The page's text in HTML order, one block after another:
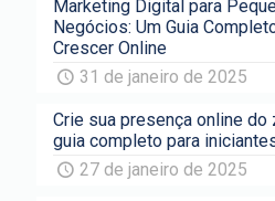
Marketing Digital para
Negócios: Um Guia
Crescer Online
31 de janeiro de 2025
Crie sua presença online do
guia completo para
27 de janeiro de 2025